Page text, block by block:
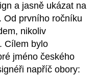
a jasně ukázat na
Od prvního ročníku
nikoliv
Cílem bylo
jméno českého
napříč obory: